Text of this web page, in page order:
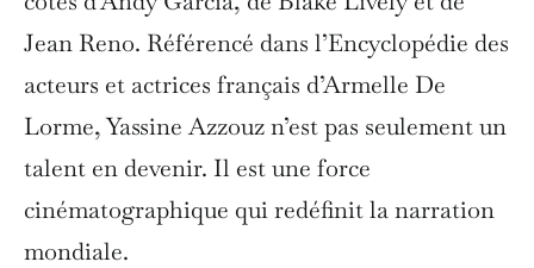
Jean Reno. Référencé dans l’Encyclopédie des
acteurs et actrices français d’Armelle De
Lorme, Yassine Azzouz n’est pas seulement un
talent en devenir. Il est une force
cinématographique qui redéfinit la narration
mondiale.